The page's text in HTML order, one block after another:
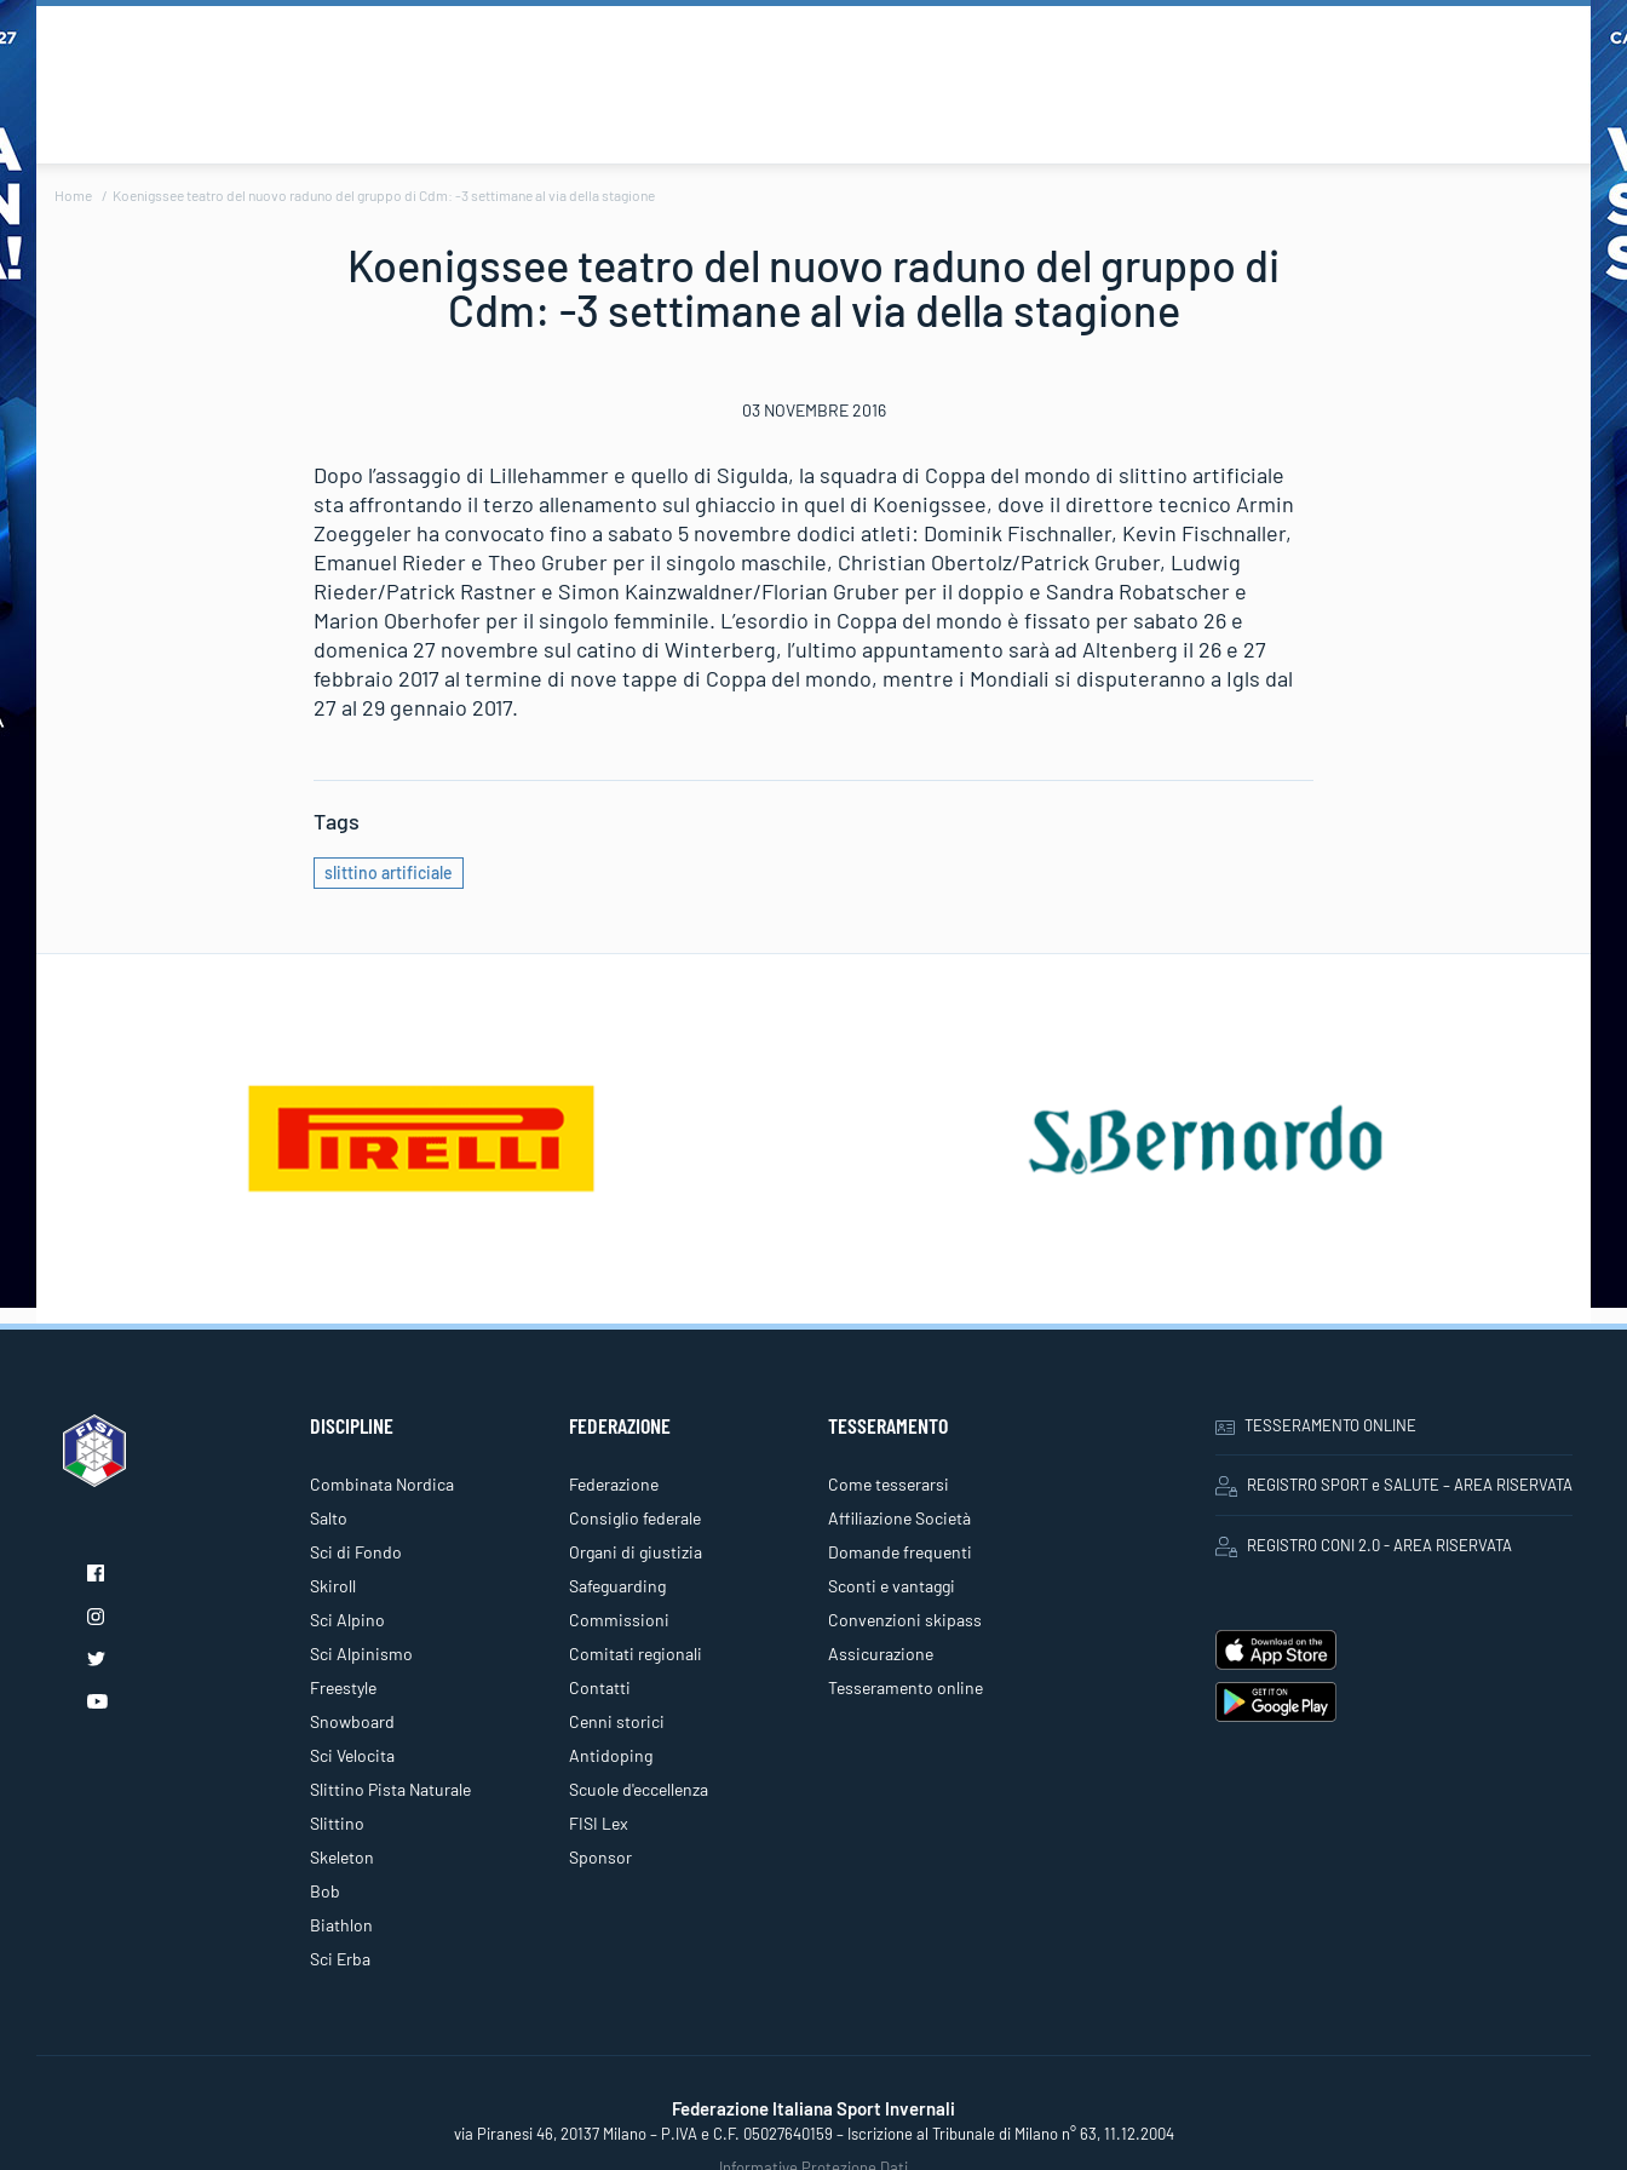
Home Koenigssee teatro del nuovo raduno del gruppo di Cdm: -3 settimane al via della stagione
Koenigssee teatro del nuovo raduno del gruppo di
Cdm: -3 settimane al via della stagione
03 NOVEMBRE 2016
Dopo l’assaggio di Lillehammer e quello di Sigulda, la squadra di Coppa del mondo di slittino artificiale
sta affrontando il terzo allenamento sul ghiaccio in quel di Koenigssee, dove il direttore tecnico Armin
Zoeggeler ha convocato fino a sabato 5 novembre dodici atleti: Dominik Fischnaller, Kevin Fischnaller,
Emanuel Rieder e Theo Gruber per il singolo maschile, Christian Obertolz/Patrick Gruber, Ludwig
Rieder/Patrick Rastner e Simon Kainzwaldner/Florian Gruber per il doppio e Sandra Robatscher e
Marion Oberhofer per il singolo femminile. L’esordio in Coppa del mondo è fissato per sabato 26 e
domenica 27 novembre sul catino di Winterberg, l’ultimo appuntamento sarà ad Altenberg il 26 e 27
febbraio 2017 al termine di nove tappe di Coppa del mondo, mentre i Mondiali si disputeranno a Igls dal
27 al 29 gennaio 2017.
Tags
slittino artificiale
DISCIPLINE
Combinata Nordica
Salto
Sci di Fondo
Skiroll
Sci Alpino
Sci Alpinismo
Freestyle
Snowboard
Sci Velocita
Slittino Pista Naturale
Slittino
Skeleton
Bob
Biathlon
Sci Erba
FEDERAZIONE
Federazione
Consiglio federale
Organi di giustizia
Safeguarding
Commissioni
Comitati regionali
Contatti
Cenni storici
Antidoping
Scuole d'eccellenza
FISI Lex
Sponsor
TESSERAMENTO
Come tesserarsi
Affiliazione Società
Domande frequenti
Sconti e vantaggi
Convenzioni skipass
Assicurazione
Tesseramento online
TESSERAMENTO ONLINE
REGISTRO SPORT e SALUTE – AREA RISERVATA
REGISTRO CONI 2.0 - AREA RISERVATA
Federazione Italiana Sport Invernali
via Piranesi 46, 20137 Milano – P.IVA e C.F. 05027640159 – Iscrizione al Tribunale di Milano n° 63, 11.12.2004